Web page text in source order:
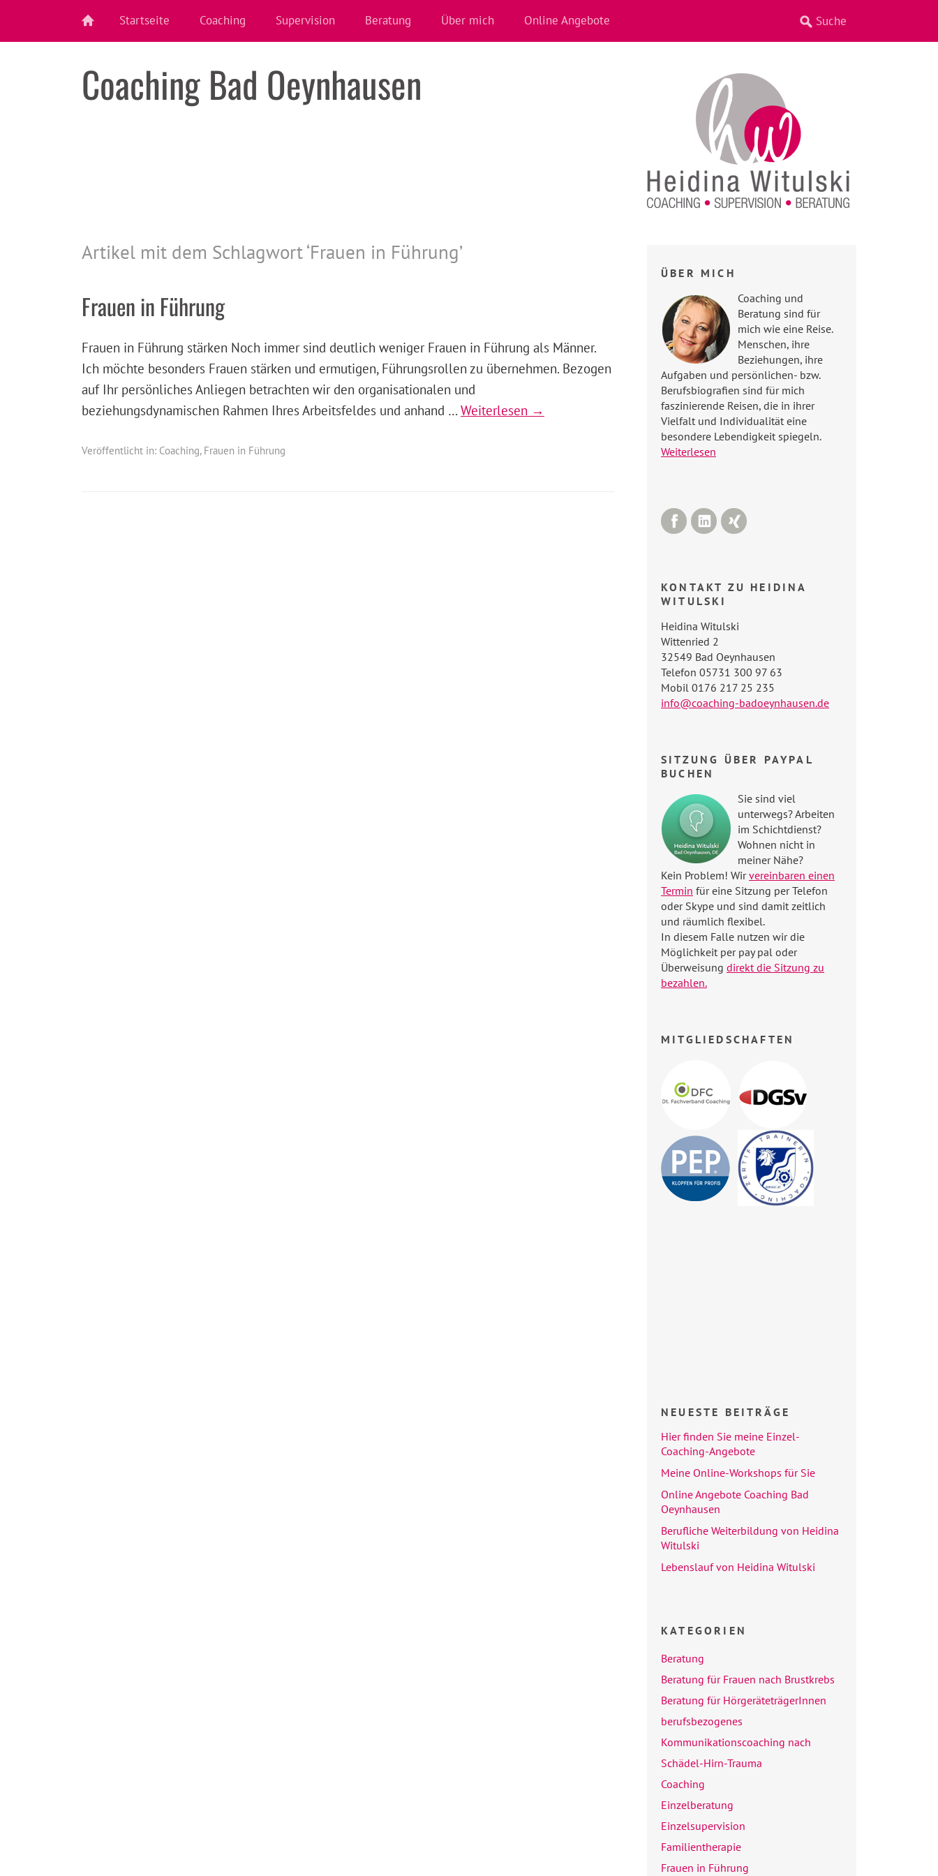
Startseite Coaching Supervision Beratung Über mich Online Angebote
Coaching Bad Oeynhausen
Artikel mit dem Schlagwort ‘Frauen in Führung’
Frauen in Führung
Frauen in Führung stärken Noch immer sind deutlich weniger Frauen in Führung als Männer.
Ich möchte besonders Frauen stärken und ermutigen, Führungsrollen zu übernehmen. Bezogen
auf Ihr persönliches Anliegen betrachten wir den organisationalen und
beziehungsdynamischen Rahmen Ihres Arbeitsfeldes und anhand … Weiterlesen →
Veröffentlicht in: Coaching, Frauen in Führung
ÜBER MICH
Coaching und
Beratung sind für
mich wie eine Reise.
Menschen, ihre
Beziehungen, ihre
Aufgaben und persönlichen- bzw.
Berufsbiografien sind für mich
faszinierende Reisen, die in ihrer
Vielfalt und Individualität eine
besondere Lebendigkeit spiegeln.
Weiterlesen
FacebookLinkedIn
KONTAKT ZU HEIDINA
WITULSKI
Heidina Witulski
Wittenried 2
32549 Bad Oeynhausen
Telefon 05731 300 97 63
Mobil 0176 217 25 235
info@coaching-badoeynhausen.de
SITZUNG ÜBER PAYPAL
BUCHEN
Sie sind viel
unterwegs? Arbeiten
im Schichtdienst?
Wohnen nicht in
meiner Nähe?
Kein Problem! Wirvereinbaren einen
Termin für eine Sitzung per Telefon
oder Skype und sind damit zeitlich
und räumlich flexibel.
In diesem Falle nutzen wir die
Möglichkeit per pay pal oder
Überweisung direkt die Sitzung zu
bezahlen.
MITGLIEDSCHAFTEN
NEUESTE BEITRÄGE
Hier finden Sie meine Einzel-
Coaching-Angebote
Meine Online-Workshops für Sie
Online Angebote Coaching Bad
Oeynhausen
Berufliche Weiterbildung von Heidina
Witulski
Lebenslauf von Heidina Witulski
KATEGORIEN
Beratung
Beratung für Frauen nach Brustkrebs
Beratung für HörgeräteträgerInnen
berufsbezogenes
Kommunikationscoaching nach
Schädel-Hirn-Trauma
Coaching
Einzelberatung
Einzelsupervision
Familientherapie
Frauen in Führung